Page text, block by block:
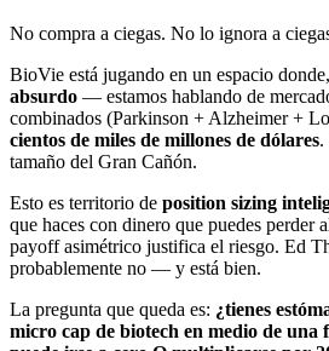
No compra a ciegas. No lo ignora a
BioVie está jugando en un espacio
absurdo — estamos hablando de
combinados (Parkinson + Alzheimer +
cientos de miles de millones de dólares.
tamaño del Gran Cañón.
Esto es territorio de position sizing
que haces con dinero que puedes perder
payoff asimétrico justifica el riesgo. Ed
probablemente no — y está bien.
La pregunta que queda es: ¿tienes
micro cap de biotech en medio de una